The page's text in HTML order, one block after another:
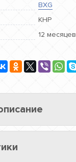
BXG
КНР
12 месяцев